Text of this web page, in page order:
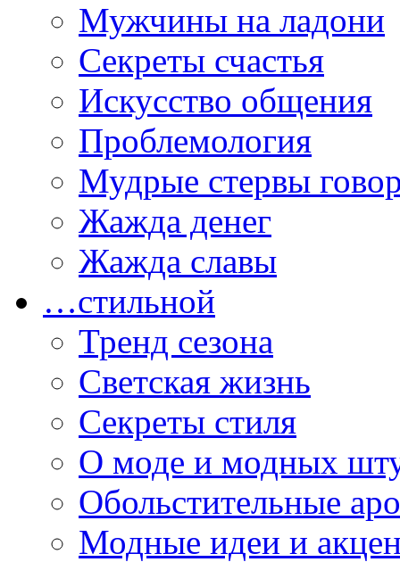
Мужчины на ладони
Секреты счастья
Искусство общения
Проблемология
Мудрые стервы
Жажда денег
Жажда славы
…стильной
Тренд сезона
Светская жизнь
Секреты стиля
О моде и модных
Обольстительные
Модные идеи и